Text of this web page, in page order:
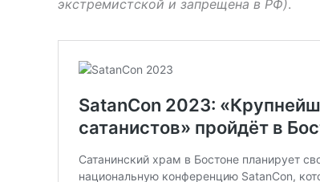
экстремистской и запрещена в РФ).